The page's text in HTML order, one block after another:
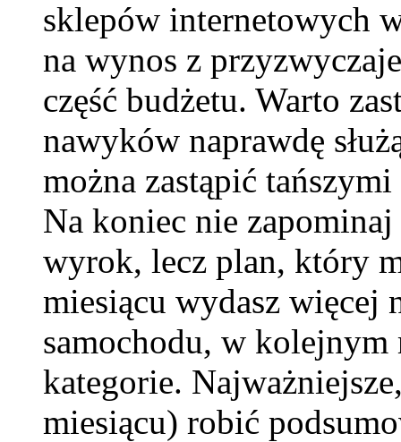
sklepów internetowych
na wynos z
część budżetu. Warto
nawyków naprawdę
można zastąpić
Na koniec nie
wyrok, lecz plan, który
miesiącu wydasz więcej
samochodu, w kolejnym
kategorie.
miesiącu) robić